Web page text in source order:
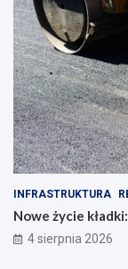
INFRASTRUKTURA
Nowe życie
4 sierpnia 2026